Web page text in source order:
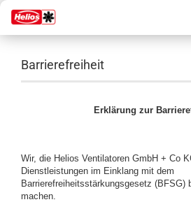
Barrierefreiheit
Erklärung zur
Wir, die Helios Ventilatoren GmbH + Co
Dienstleistungen im Einklang mit dem
Barrierefreiheitsstärkungsgesetz (BFSG)
machen.